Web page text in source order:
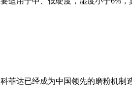
菲达已经成为中国领先的磨粉机